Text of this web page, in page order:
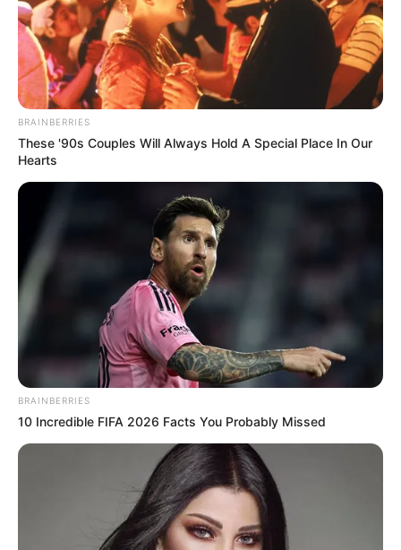
BRAINBERRIES
These '90s Couples Will Always Hold A Special Place In Our
Hearts
BRAINBERRIES
10 Incredible FIFA 2026 Facts You Probably Missed